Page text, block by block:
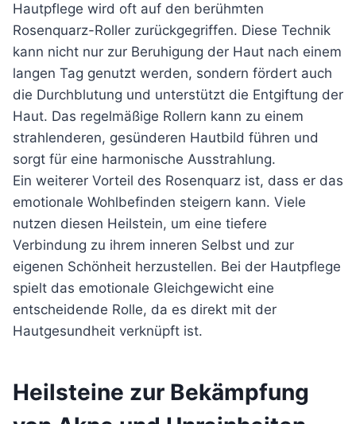
Hautpflege wird oft auf den berühmten
Rosenquarz-Roller zurückgegriffen. Diese Technik
kann nicht nur zur Beruhigung der Haut nach einem
langen Tag genutzt werden, sondern fördert auch
die Durchblutung und unterstützt die Entgiftung der
Haut. Das regelmäßige Rollern kann zu einem
strahlenderen, gesünderen Hautbild führen und
sorgt für eine harmonische Ausstrahlung.
Ein weiterer Vorteil des Rosenquarz ist, dass er das
emotionale Wohlbefinden steigern kann. Viele
nutzen diesen Heilstein, um eine tiefere
Verbindung zu ihrem inneren Selbst und zur
eigenen Schönheit herzustellen. Bei der Hautpflege
spielt das emotionale Gleichgewicht eine
entscheidende Rolle, da es direkt mit der
Hautgesundheit verknüpft ist.
Heilsteine zur Bekämpfung